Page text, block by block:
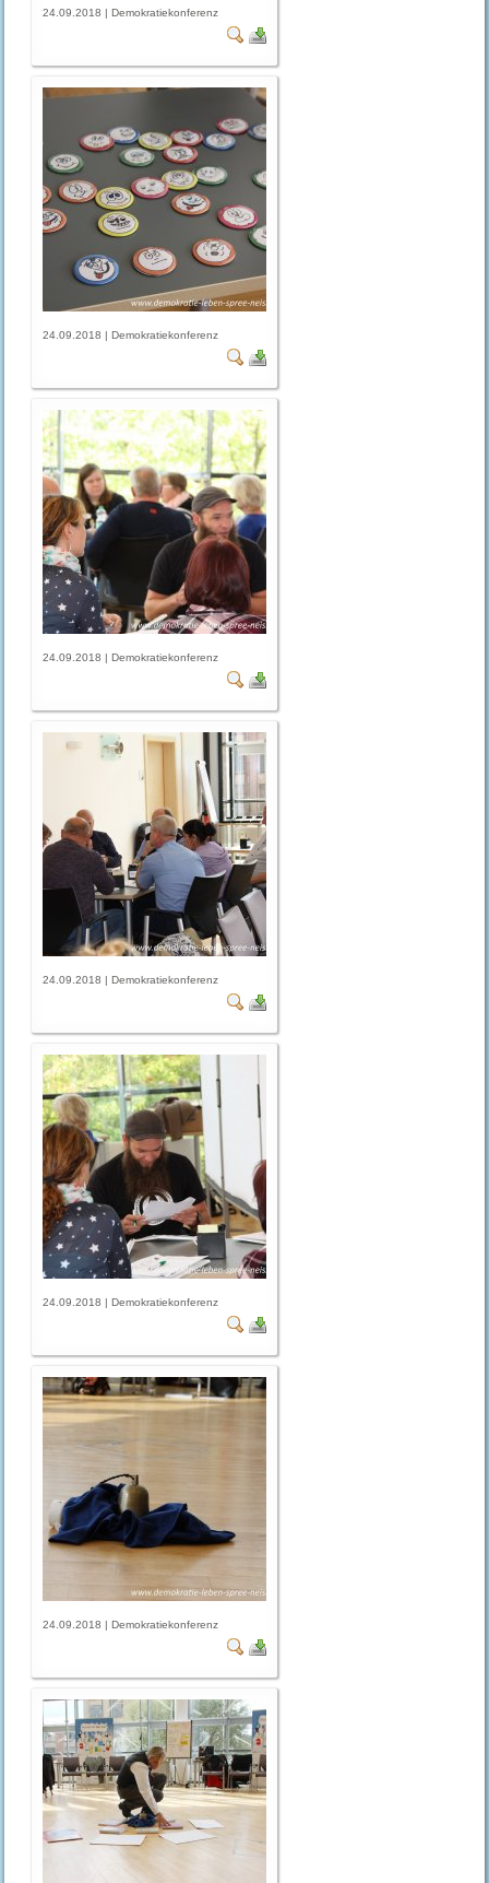
24.09.2018 | Demokratiekonferenz
24.09.2018 | Demokratiekonferenz
24.09.2018 | Demokratiekonferenz
24.09.2018 | Demokratiekonferenz
24.09.2018 | Demokratiekonferenz
24.09.2018 | Demokratiekonferenz